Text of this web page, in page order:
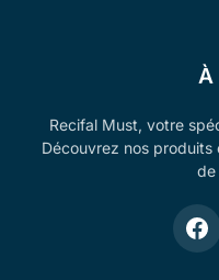
À
Recifal Must, votre
Découvrez nos
de